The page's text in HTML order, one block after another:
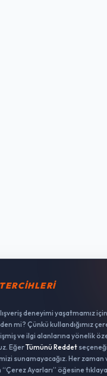
TERCIHLERI
deneyimi yaşatmamız
mi? Çünkü kullandığımız
ve ilgi alanlarına yönelik
EğerTümünü Reddet
sunamayacağız. Her zaman
Ayarları” öğesine